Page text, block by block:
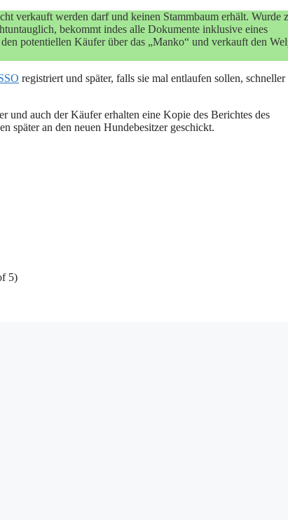
verkauft werden darf und keinen Stammbaum erhält. Wurde
bekommt indes alle Dokumente inklusive eines
potentiellen Käufer über das „Manko“ und verkauft den
registriert und später, falls sie mal entlaufen sollen, schneller
und auch der Käufer erhalten eine Kopie des Berichtes des
später an den neuen Hundebesitzer geschickt.
5)